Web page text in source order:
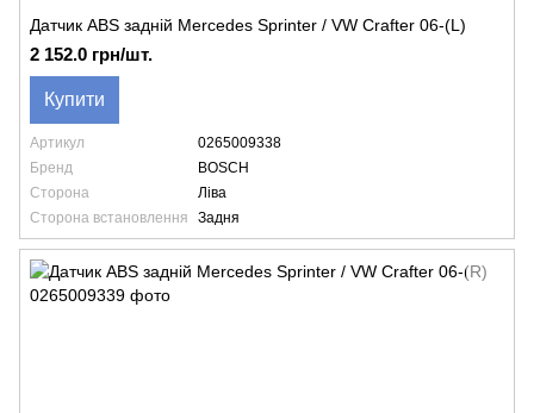
Датчик ABS задній Mercedes Sprinter / VW Crafter 06-(L)
2 152.0 грн/шт.
Купити
Артикул
0265009338
Бренд
BOSCH
Сторона
Ліва
Сторона встановлення
Задня